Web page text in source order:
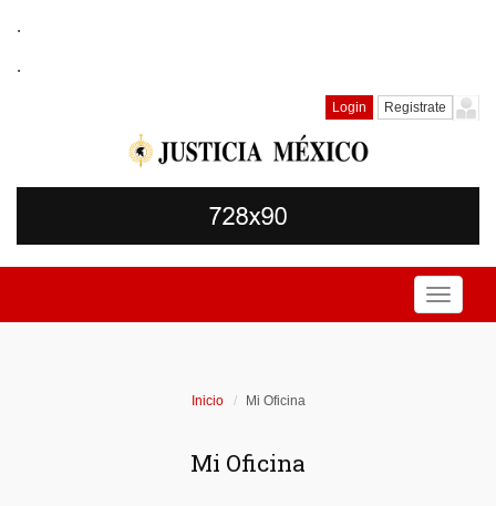
.
.
Login Registrate
Toggle
Inicio Mi Oficina
Mi Oficina